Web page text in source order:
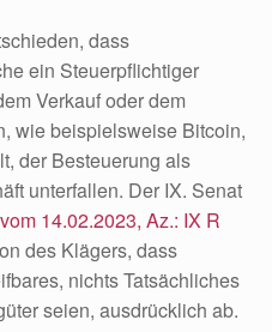
dass
ein Steuerpflichtiger
Verkauf oder dem
wie beispielsweise Bitcoin,
der Besteuerung als
unterfallen. Der IX. Senat
14.02.2023, Az.: IX R
des Klägers, dass
nichts Tatsächliches
seien, ausdrücklich ab.